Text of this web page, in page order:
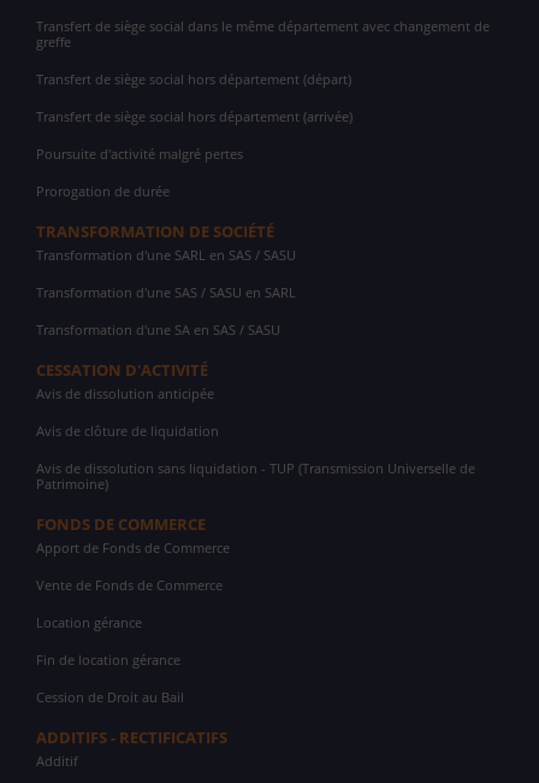
Transfert de siège social dans le même département avec changement de
greffe
Transfert de siège social hors département (départ)
Transfert de siège social hors département (arrivée)
Poursuite d'activité malgré pertes
Prorogation de durée
TRANSFORMATION DE SOCIÉTÉ
Transformation d'une SARL en SAS / SASU
Transformation d'une SAS / SASU en SARL
Transformation d'une SA en SAS / SASU
CESSATION D'ACTIVITÉ
Avis de dissolution anticipée
Avis de clôture de liquidation
Avis de dissolution sans liquidation - TUP (Transmission Universelle de
Patrimoine)
FONDS DE COMMERCE
Apport de Fonds de Commerce
Vente de Fonds de Commerce
Location gérance
Fin de location gérance
Cession de Droit au Bail
ADDITIFS - RECTIFICATIFS
Additif